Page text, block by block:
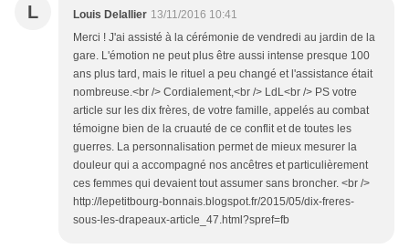
L Louis Delallier 13/11/2016 10:41
Merci ! J'ai assisté à la cérémonie de vendredi au jardin de la
gare. L'émotion ne peut plus être aussi intense presque 100
ans plus tard, mais le rituel a peu changé et l'assistance était
nombreuse.<br /> Cordialement,<br /> LdL<br /> PS votre
article sur les dix frères, de votre famille, appelés au combat
témoigne bien de la cruauté de ce conflit et de toutes les
guerres. La personnalisation permet de mieux mesurer la
douleur qui a accompagné nos ancêtres et particulièrement
ces femmes qui devaient tout assumer sans broncher. <br />
http://lepetitbourg-bonnais.blogspot.fr/2015/05/dix-freres-
sous-les-drapeaux-article_47.html?spref=fb